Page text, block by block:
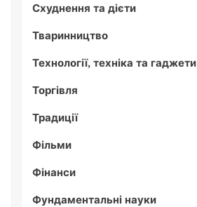
Схуднення та дієти
Тваринництво
Технології, техніка та гаджети
Торгівля
Традиції
Фільми
Фінанси
Фундаментальні науки